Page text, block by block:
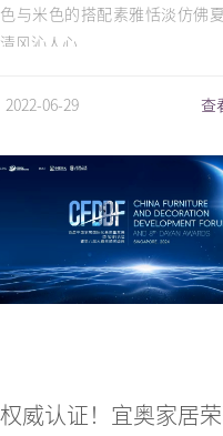
色与米色的搭配素雅恬淡仿佛
清风沁人心...
2022-06-29 查